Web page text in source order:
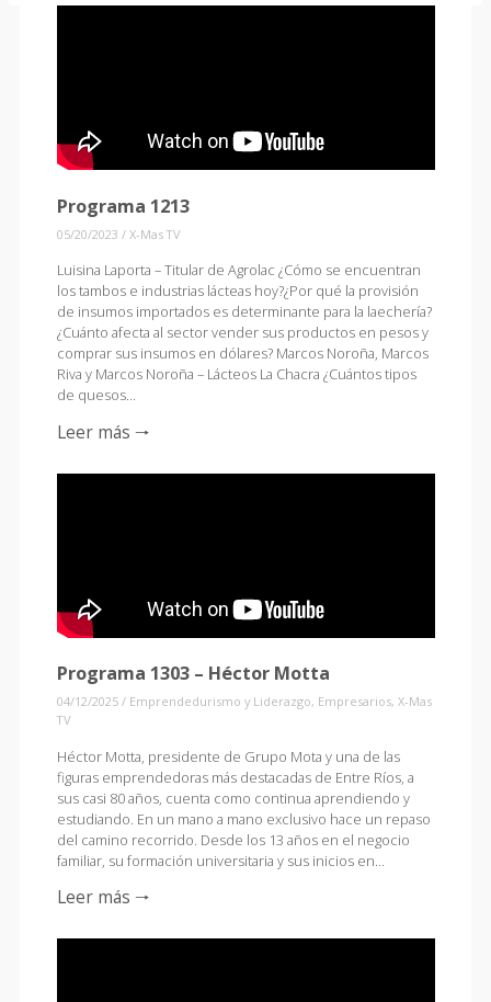
Programa 1213
05/20/2023 / X-Mas TV
Luisina Laporta – Titular de Agrolac ¿Cómo se encuentran
los tambos e industrias lácteas hoy?¿Por qué la provisión
de insumos importados es determinante para la laechería?
¿Cuánto afecta al sector vender sus productos en pesos y
comprar sus insumos en dólares? Marcos Noroña, Marcos
Riva y Marcos Noroña – Lácteos La Chacra ¿Cuántos tipos
de quesos…
Leer más 🠒
Programa 1303 – Héctor Motta
04/12/2025 / Emprendedurismo y Liderazgo, Empresarios, X-Mas
TV
Héctor Motta, presidente de Grupo Mota y una de las
figuras emprendedoras más destacadas de Entre Ríos, a
sus casi 80 años, cuenta como continua aprendiendo y
estudiando. En un mano a mano exclusivo hace un repaso
del camino recorrido. Desde los 13 años en el negocio
familiar, su formación universitaria y sus inicios en…
Leer más 🠒